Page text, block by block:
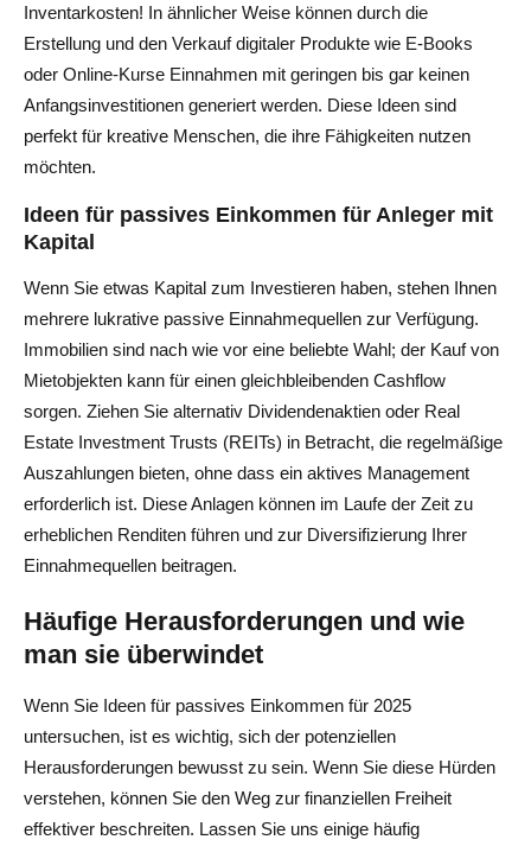
Inventarkosten! In ähnlicher Weise können durch die
Erstellung und den Verkauf digitaler Produkte wie E-Books
oder Online-Kurse Einnahmen mit geringen bis gar keinen
Anfangsinvestitionen generiert werden. Diese Ideen sind
perfekt für kreative Menschen, die ihre Fähigkeiten nutzen
möchten.
Ideen für passives Einkommen für Anleger mit
Kapital
Wenn Sie etwas Kapital zum Investieren haben, stehen Ihnen
mehrere lukrative passive Einnahmequellen zur Verfügung.
Immobilien sind nach wie vor eine beliebte Wahl; der Kauf von
Mietobjekten kann für einen gleichbleibenden Cashflow
sorgen. Ziehen Sie alternativ Dividendenaktien oder Real
Estate Investment Trusts (REITs) in Betracht, die regelmäßige
Auszahlungen bieten, ohne dass ein aktives Management
erforderlich ist. Diese Anlagen können im Laufe der Zeit zu
erheblichen Renditen führen und zur Diversifizierung Ihrer
Einnahmequellen beitragen.
Häufige Herausforderungen und wie
man sie überwindet
Wenn Sie Ideen für passives Einkommen für 2025
untersuchen, ist es wichtig, sich der potenziellen
Herausforderungen bewusst zu sein. Wenn Sie diese Hürden
verstehen, können Sie den Weg zur finanziellen Freiheit
effektiver beschreiten. Lassen Sie uns einige häufig